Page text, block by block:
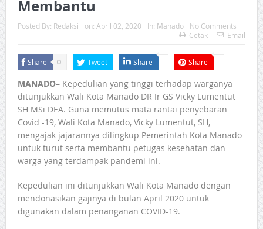
Membantu
Posted By: Redaksi on: April 02, 2020 In: Manado
No Comments
Cetak
Email
Share 0 Tweet Share Share
MANADO– Kepedulian yang tinggi terhadap warganya
ditunjukkan Wali Kota Manado DR Ir GS Vicky Lumentut
SH MSi DEA. Guna memutus mata rantai penyebaran
Covid -19, Wali Kota Manado, Vicky Lumentut, SH,
mengajak jajarannya dilingkup Pemerintah Kota Manado
untuk turut serta membantu petugas kesehatan dan
warga yang terdampak pandemi ini.
Kepedulian ini ditunjukkan Wali Kota Manado dengan
mendonasikan gajinya di bulan April 2020 untuk
digunakan dalam penanganan COVID-19.